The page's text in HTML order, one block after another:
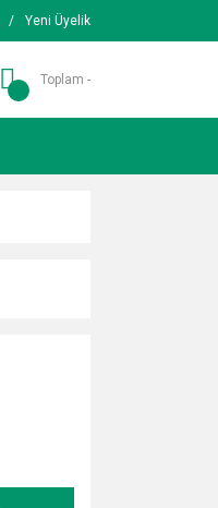
/ Yeni Üyelik
Toplam -